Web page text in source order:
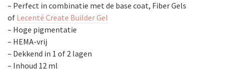
– Perfect in combinatie met de base coat, Fiber Gels
of Lecenté Create Builder Gel
– Hoge pigmentatie
– HEMA-vrij
– Dekkend in 1 of 2 lagen
– Inhoud 12 ml